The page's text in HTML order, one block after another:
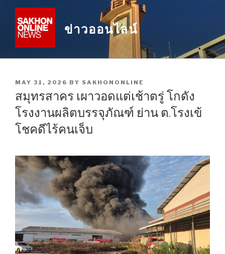
content
ข่าวออนไลน์
POSTED
MAY 31, 2026 BY SAKHONONLINE
สมุทรสาคร เผาวอดแต่เช้าตรู่ โกดัง
โรงงานผลิตบรรจุภัณฑ์ ย่าน ต.โรงเข้
โชคดีไร้คนเจ็บ